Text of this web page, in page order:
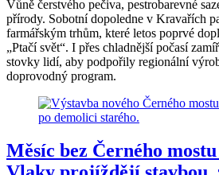
Vůně čerstvého pečiva, pestrobarevné
přírody. Sobotní dopoledne v Kravařích
farmářským trhům, které letos poprvé
„Ptačí svět“. I přes chladnější počasí
stovky lidí, aby podpořily regionální
doprovodný program.
Měsíc bez Černého